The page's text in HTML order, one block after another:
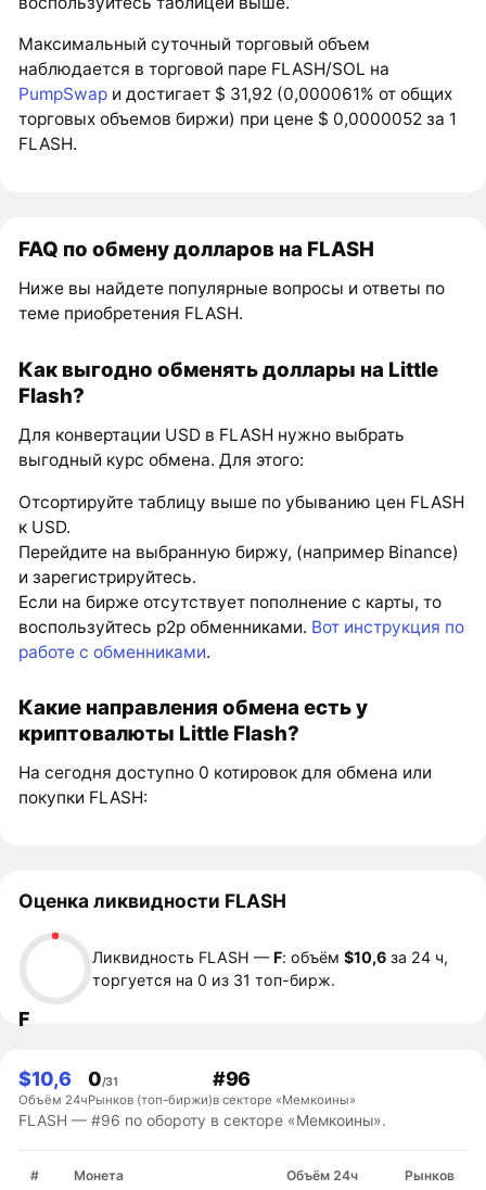
Максимальный суточный торговый объем
наблюдается в торговой паре FLASH/SOL на
PumpSwap и достигает $ 31,92 (0,000061% от общих
торговых объемов биржи) при цене $ 0,0000052 за 1
FLASH.
FAQ по обмену долларов на FLASH
Ниже вы найдете популярные вопросы и ответы по
теме приобретения FLASH.
Как выгодно обменять доллары на Little
Flash?
Для конвертации USD в FLASH нужно выбрать
выгодный курс обмена. Для этого:
Отсортируйте таблицу выше по убыванию цен FLASH
к USD.
Перейдите на выбранную биржу, (например Binance)
и зарегистрируйтесь.
Если на бирже отсутствует пополнение с карты, то
воспользуйтесь p2p обменниками. Вот инструкция по
работе с обменниками.
Какие направления обмена есть у
криптовалюты Little Flash?
На сегодня доступно 0 котировок для обмена или
покупки FLASH:
Оценка ликвидности FLASH
F
Ликвидность FLASH —F: объём$10,6 за 24 ч,
торгуется на 0 из 31 топ-бирж.
$10,6
Объём 24ч
0/31
Рынков (топ-биржи)
#96
в секторе «Мемкоины»
FLASH — #96 по обороту в секторе «Мемкоины».
# Монета Объём 24ч Рынков